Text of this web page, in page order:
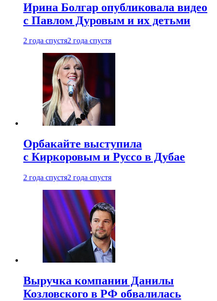
Ирина Болгар опубликовала видео
с Павлом Дуровым и их детьми
2 года спустя2 года спустя
Орбакайте выступила
с Киркоровым и Руссо в Дубае
2 года спустя2 года спустя
Выручка компании Данилы
Козловского в РФ обвалилась